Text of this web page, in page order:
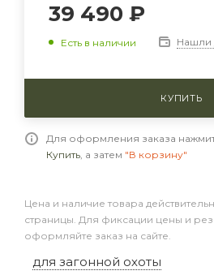
39 490 ₽
Есть в наличии Нашли
КУПИТЬ
Для оформления заказа
Купить, а затем "В корзину"
Цена и наличие товара
страницы. Для фиксации цены и
оформляйте заказ на сайте.
для загонной охоты